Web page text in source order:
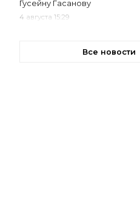
Гусейну Гасанову
4 августа 15:29
Все новости